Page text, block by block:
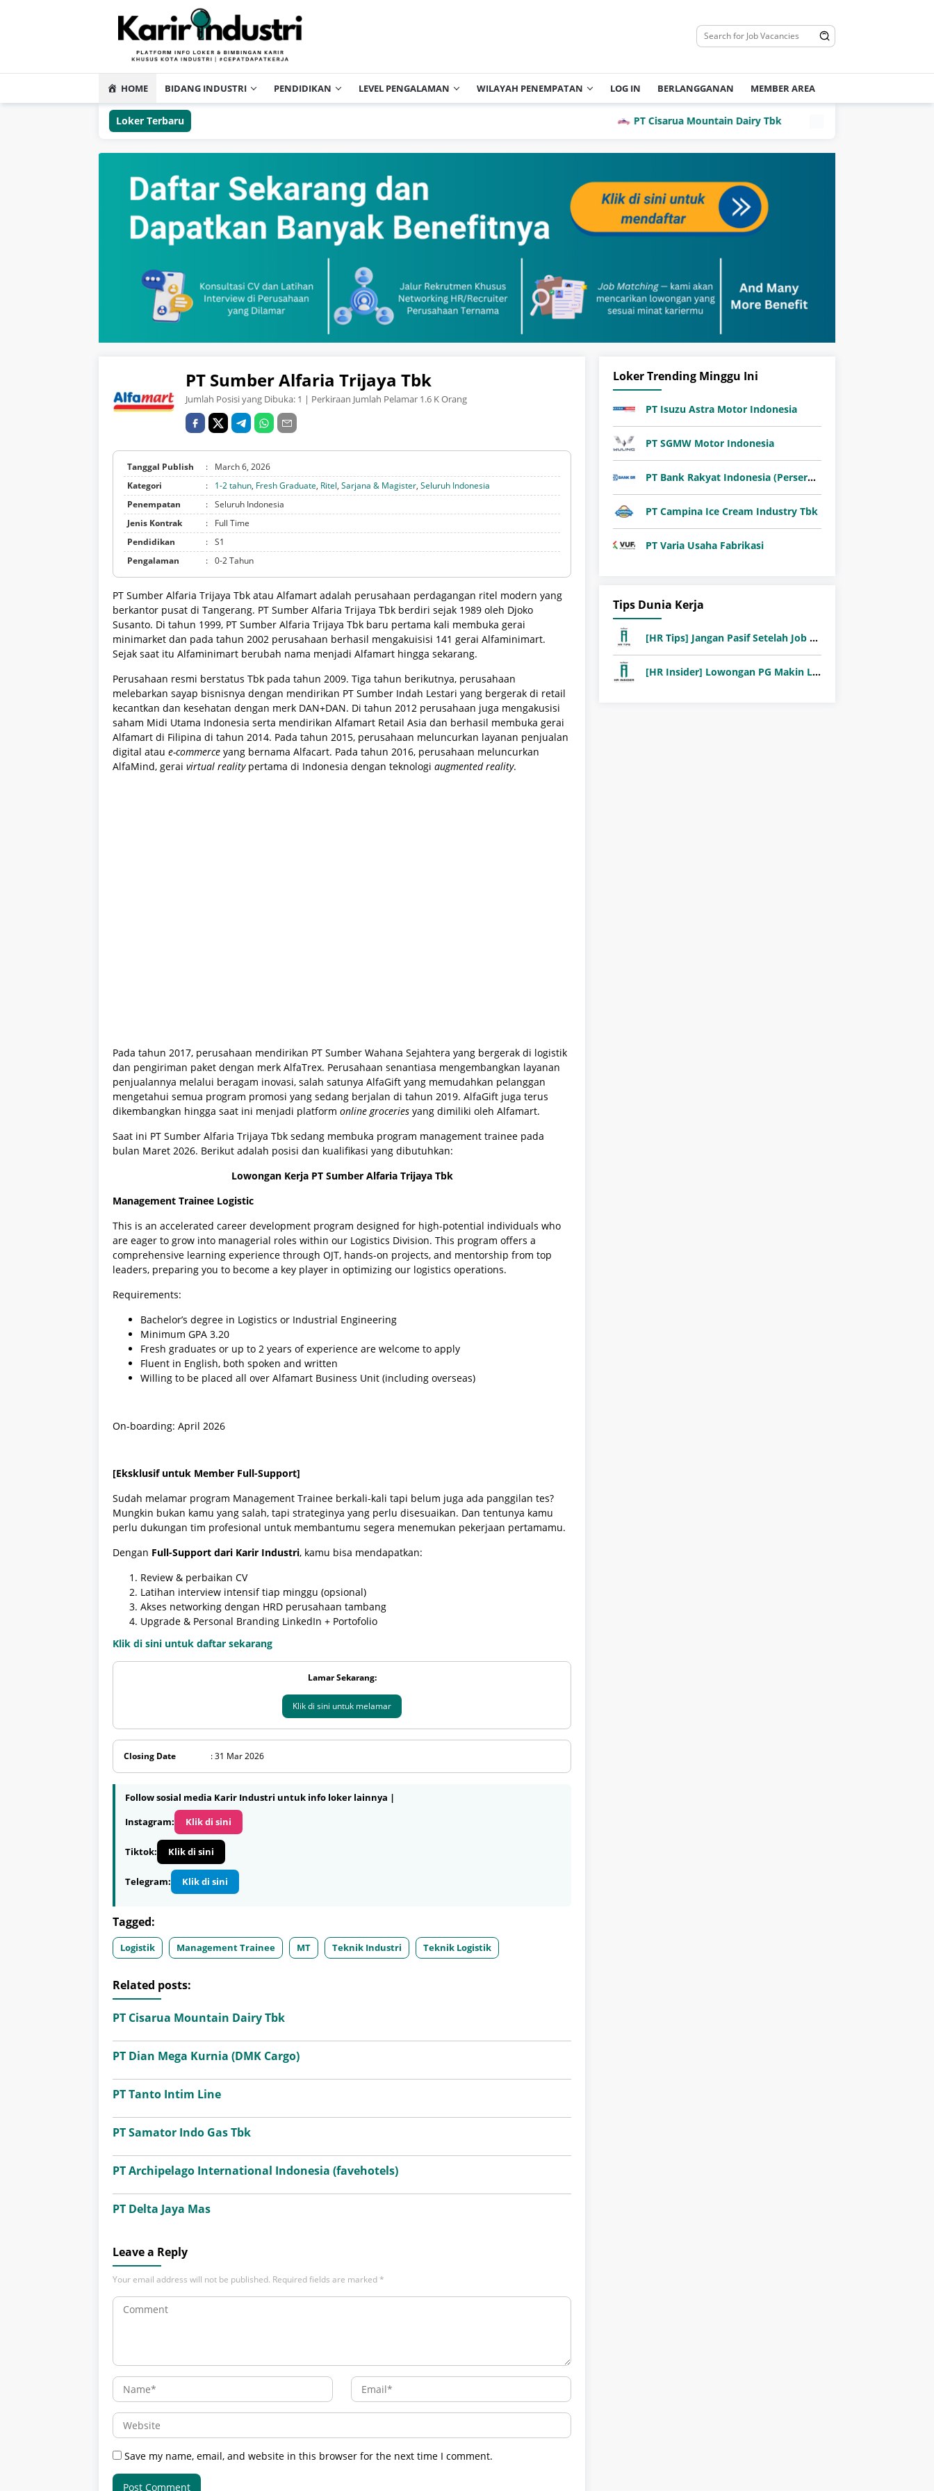
HOME BIDANG INDUSTRI PENDIDIKAN LEVEL PENGALAMAN WILAYAH PENEMPATAN LOG IN BERLANGGANAN MEMBER AREA
Loker Terbaru PT Cisarua Mountain Dairy Tbk PT Dian Mega Kurnia (DMK
PT Sumber Alfaria Trijaya Tbk
Jumlah Posisi yang Dibuka: 1 | Perkiraan Jumlah Pelamar 1.6 K Orang
Tanggal Publish :
March 6, 2026
Kategori
: 1-2 tahun, Fresh Graduate, Ritel, Sarjana & Magister, Seluruh Indonesia
Penempatan
: Seluruh Indonesia
Jenis Kontrak
:
Full Time
Pendidikan
: S1
Pengalaman
: 0-2 Tahun
PT Sumber Alfaria Trijaya Tbk atau Alfamart adalah perusahaan perdagangan ritel modern yang
berkantor pusat di Tangerang. PT Sumber Alfaria Trijaya Tbk berdiri sejak 1989 oleh Djoko
Susanto. Di tahun 1999, PT Sumber Alfaria Trijaya Tbk baru pertama kali membuka gerai
minimarket dan pada tahun 2002 perusahaan berhasil mengakuisisi 141 gerai Alfaminimart.
Sejak saat itu Alfaminimart berubah nama menjadi Alfamart hingga sekarang.
Perusahaan resmi berstatus Tbk pada tahun 2009. Tiga tahun berikutnya, perusahaan
melebarkan sayap bisnisnya dengan mendirikan PT Sumber Indah Lestari yang bergerak di retail
kecantkan dan kesehatan dengan merk DAN+DAN. Di tahun 2012 perusahaan juga mengakusisi
saham Midi Utama Indonesia serta mendirikan Alfamart Retail Asia dan berhasil membuka gerai
Alfamart di Filipina di tahun 2014. Pada tahun 2015, perusahaan meluncurkan layanan penjualan
digital atau e-commerce yang bernama Alfacart. Pada tahun 2016, perusahaan meluncurkan
AlfaMind, gerai virtual realitypertama di Indonesia dengan teknologi augmented reality.
Pada tahun 2017, perusahaan mendirikan PT Sumber Wahana Sejahtera yang bergerak di logistik
dan pengiriman paket dengan merk AlfaTrex. Perusahaan senantiasa mengembangkan layanan
penjualannya melalui beragam inovasi, salah satunya AlfaGift yang memudahkan pelanggan
mengetahui semua program promosi yang sedang berjalan di tahun 2019. AlfaGift juga terus
dikembangkan hingga saat ini menjadi platform online groceries yang dimiliki oleh Alfamart.
Saat ini PT Sumber Alfaria Trijaya Tbk sedang membuka program management trainee pada
bulan Maret 2026. Berikut adalah posisi dan kualifikasi yang dibutuhkan:
Lowongan Kerja PT Sumber Alfaria Trijaya Tbk
Management Trainee Logistic
This is an accelerated career development program designed for high-potential individuals who
are eager to grow into managerial roles within our Logistics Division. This program offers a
comprehensive learning experience through OJT, hands-on projects, and mentorship from top
leaders, preparing you to become a key player in optimizing our logistics operations.
Requirements:
Bachelor’s degree in Logistics or Industrial Engineering
Minimum GPA 3.20
Fresh graduates or up to 2 years of experience are welcome to apply
Fluent in English, both spoken and written
Willing to be placed all over Alfamart Business Unit (including overseas)
On-boarding: April 2026
[Eksklusif untuk Member Full-Support]
Sudah melamar program Management Trainee berkali-kali tapi belum juga ada panggilan tes?
Mungkin bukan kamu yang salah, tapi strateginya yang perlu disesuaikan. Dan tentunya kamu
perlu dukungan tim profesional untuk membantumu segera menemukan pekerjaan pertamamu.
Dengan Full-Support dari Karir Industri, kamu bisa mendapatkan:
Review & perbaikan CV
Latihan interview intensif tiap minggu (opsional)
Akses networking dengan HRD perusahaan tambang
Upgrade & Personal Branding LinkedIn + Portofolio
Klik di sini untuk daftar sekarang
Lamar Sekarang:
Klik di sini untuk melamar
Closing Date : 31 Mar 2026
Follow sosial media Karir Industri untuk info loker lainnya |
Instagram:
Klik di sini
Tiktok: Klik di sini
Telegram: Klik di sini
Tagged:
Logistik Management Trainee MT Teknik Industri Teknik Logistik
Related posts:
PT Cisarua Mountain Dairy Tbk
PT Dian Mega Kurnia (DMK Cargo)
PT Tanto Intim Line
PT Samator Indo Gas Tbk
PT Archipelago International Indonesia (favehotels)
PT Delta Jaya Mas
Leave a Reply
Your email address will not be published. Required fields are marked *
Save my name, email, and website in this browser for the next time I comment.
Loker Trending Minggu Ini
PT Isuzu Astra Motor Indonesia
PT SGMW Motor Indonesia
PT Bank Rakyat Indonesia (Persero) Tbk
PT Campina Ice Cream Industry Tbk
PT Varia Usaha Fabrikasi
Tips Dunia Kerja
[HR Tips] Jangan Pasif Setelah Job Fair! Ini Pentingnya Follow-Up Setelah Job Fair
[HR Insider] Lowongan PG Makin Langka: Murni Seleksi atau Jalur Orang Dalam?